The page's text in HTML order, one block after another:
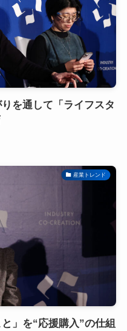
を通して「ライフスタ
産業トレンド
」を“応援購入”の仕組